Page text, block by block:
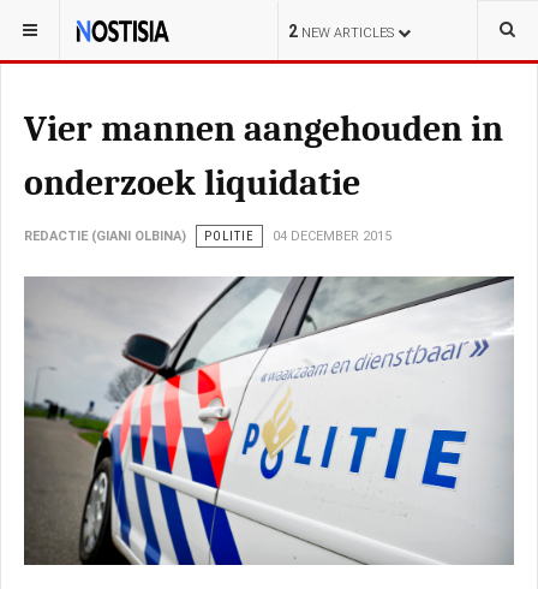
2 NEW ARTICLES
YOU ARE HERE: NEDERLAND POLITIE
Vier mannen aangehouden in
onderzoek liquidatie
REDACTIE (GIANI OLBINA) POLITIE 04 DECEMBER 2015